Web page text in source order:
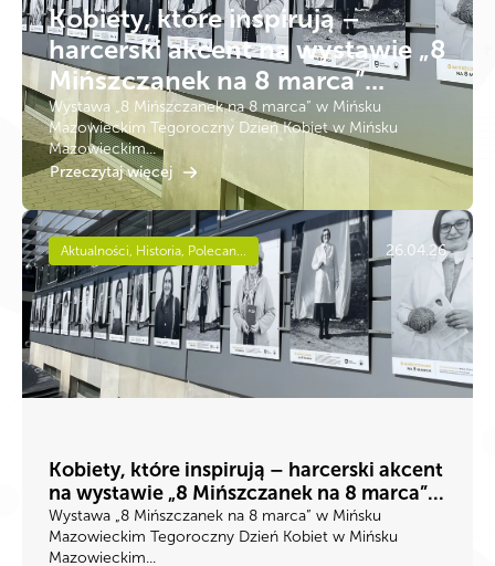
Kobiety, które inspirują –
harcerski akcent na wystawie „8
Mińszczanek na 8 marca”...
Wystawa „8 Mińszczanek na 8 marca” w Mińsku
Mazowieckim Tegoroczny Dzień Kobiet w Mińsku
Mazowieckim...
Przeczytaj więcej
Aktualności, Historia, Polecan... 26.04.26
Kobiety, które inspirują – harcerski akcent
na wystawie „8 Mińszczanek na 8 marca”...
Wystawa „8 Mińszczanek na 8 marca” w Mińsku
Mazowieckim Tegoroczny Dzień Kobiet w Mińsku
Mazowieckim...